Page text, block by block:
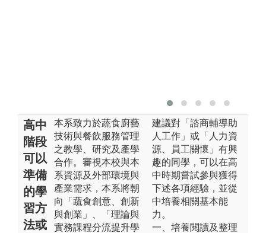
高中
階段
可以
準備
的學
習方
法或
本系致力於蔬食廚藝
技術與餐飲服務管理
之教學、研究及產學
合作。審視本校與本
系資源及外部環境與
產業需求，本系將朝
向「蔬食創意、創新
與創業」、「理論與
實務課程分流提升學
建議對「諮商輔導助
人工作」或「人力資
源、員工關懷」有興
趣的同學，可以在高
中時期嘗試參與獲得
下述各項經驗，並從
中培養相關基本能
力。
一、培養閱讀及整理